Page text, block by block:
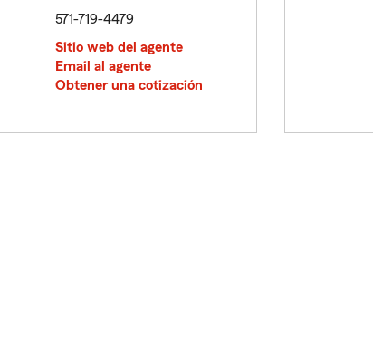
571-719-4479
Sitio web del agente
Email al agente
Obtener una cotización